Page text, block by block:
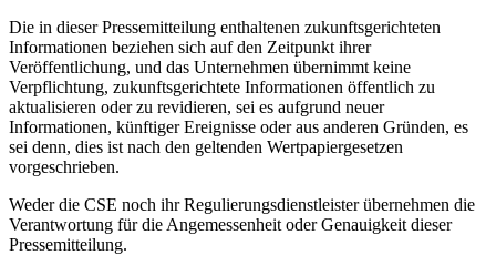
Die in dieser Pressemitteilung enthaltenen zukunftsgerichteten
Informationen beziehen sich auf den Zeitpunkt ihrer
Veröffentlichung, und das Unternehmen übernimmt keine
Verpflichtung, zukunftsgerichtete Informationen öffentlich zu
aktualisieren oder zu revidieren, sei es aufgrund neuer
Informationen, künftiger Ereignisse oder aus anderen Gründen, es
sei denn, dies ist nach den geltenden Wertpapiergesetzen
vorgeschrieben.
Weder die CSE noch ihr Regulierungsdienstleister übernehmen die
Verantwortung für die Angemessenheit oder Genauigkeit dieser
Pressemitteilung.